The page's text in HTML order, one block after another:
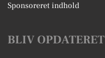
Sponsoreret indhold
BLIV OPDATERET